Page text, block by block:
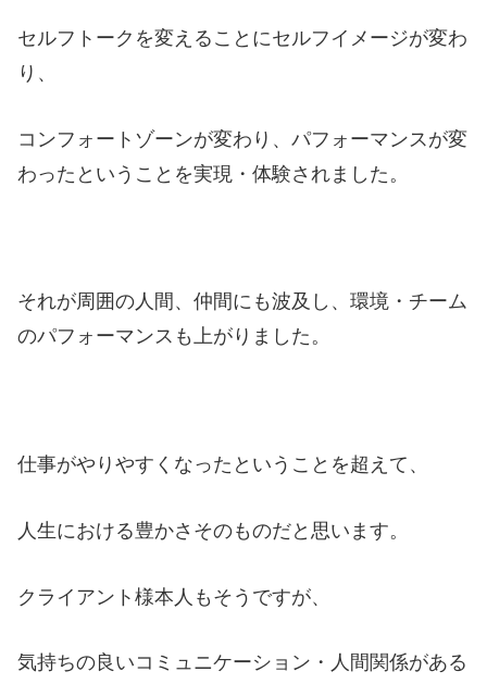
セルフトークを変えることにセルフイメージが変わ
り、
コンフォートゾーンが変わり、パフォーマンスが変
わったということを実現・体験されました。
それが周囲の人間、仲間にも波及し、環境・チーム
のパフォーマンスも上がりました。
仕事がやりやすくなったということを超えて、
人生における豊かさそのものだと思います。
クライアント様本人もそうですが、
気持ちの良いコミュニケーション・人間関係がある